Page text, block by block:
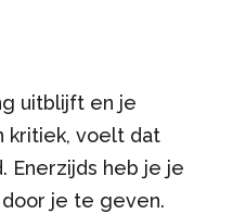
uitblijft en je
kritiek, voelt dat
Enerzijds heb je je
je te geven.